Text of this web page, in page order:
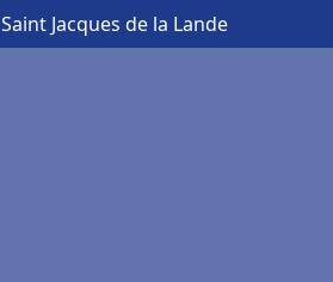
Jacques de la Lande